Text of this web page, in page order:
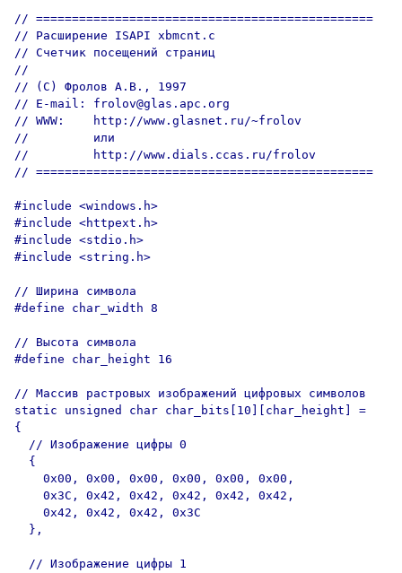
// ===============================================
// Расширение ISAPI xbmcnt.c
// Счетчик посещений страниц
//
// (C) Фролов А.В., 1997
// E-mail: frolov@glas.apc.org
// WWW:    http://www.glasnet.ru/~frolov
//         или
//         http://www.dials.ccas.ru/frolov
// ===============================================
#include <windows.h>
#include <httpext.h>
#include <stdio.h>
#include <string.h>
// Ширина символа
#define char_width 8
// Высота символа
#define char_height 16
// Массив растровых изображений цифровых символов
static unsigned char char_bits[10][char_height] =
{
  // Изображение цифры 0
  {
    0x00, 0x00, 0x00, 0x00, 0x00, 0x00,
    0x3C, 0x42, 0x42, 0x42, 0x42, 0x42,
    0x42, 0x42, 0x42, 0x3C
  },
  // Изображение цифры 1